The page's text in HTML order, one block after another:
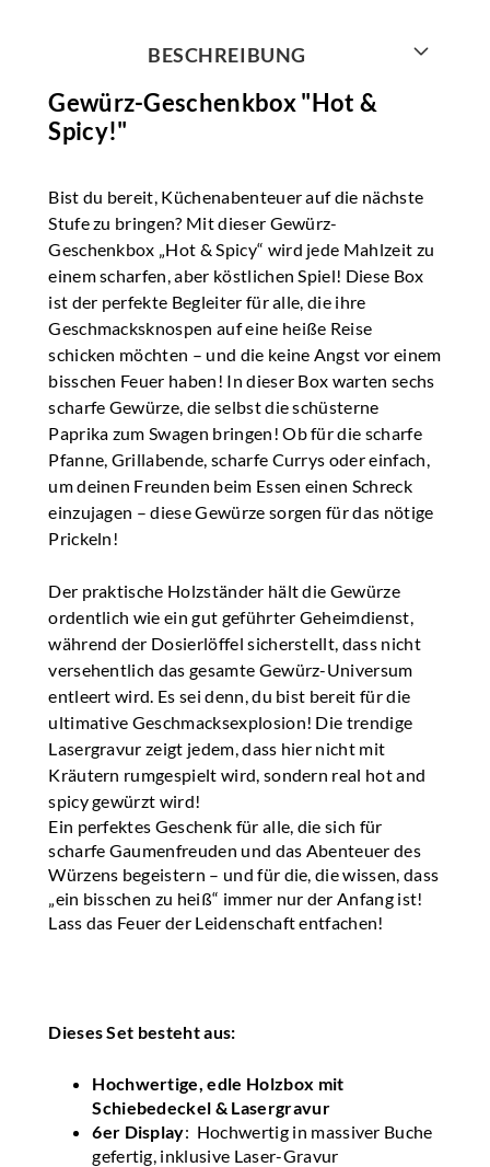
BESCHREIBUNG
Gewürz-Geschenkbox "Hot &
Spicy!"
Bist du bereit, Küchenabenteuer auf die nächste
Stufe zu bringen? Mit dieser Gewürz-
Geschenkbox „Hot & Spicy“ wird jede Mahlzeit zu
einem scharfen, aber köstlichen Spiel! Diese Box
ist der perfekte Begleiter für alle, die ihre
Geschmacksknospen auf eine heiße Reise
schicken möchten – und die keine Angst vor einem
bisschen Feuer haben! In dieser Box warten sechs
scharfe Gewürze, die selbst die schüsterne
Paprika zum Swagen bringen! Ob für die scharfe
Pfanne, Grillabende, scharfe Currys oder einfach,
um deinen Freunden beim Essen einen Schreck
einzujagen – diese Gewürze sorgen für das nötige
Prickeln!
Der praktische Holzständer hält die Gewürze
ordentlich wie ein gut geführter Geheimdienst,
während der Dosierlöffel sicherstellt, dass nicht
versehentlich das gesamte Gewürz-Universum
entleert wird. Es sei denn, du bist bereit für die
ultimative Geschmacksexplosion! Die trendige
Lasergravur zeigt jedem, dass hier nicht mit
Kräutern rumgespielt wird, sondern real hot and
spicy gewürzt wird!
Ein perfektes Geschenk für alle, die sich für
scharfe Gaumenfreuden und das Abenteuer des
Würzens begeistern – und für die, die wissen, dass
„ein bisschen zu heiß“ immer nur der Anfang ist!
Lass das Feuer der Leidenschaft entfachen!
Dieses Set besteht aus:
Hochwertige, edle Holzbox mit
Schiebedeckel & Lasergravur
6er Display: Hochwertig in massiver Buche
gefertig, inklusive Laser-Gravur